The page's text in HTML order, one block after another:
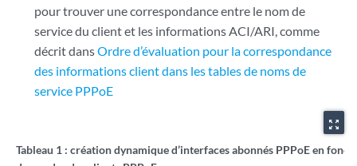
pour trouver une correspondance entre le nom de
service du client et les informations ACI/ARI, comme
décrit dansOrdre d’évaluation pour la correspondance
des informations client dans les tables de noms de
service PPPoE
zoom_out_map
Tableau 1 : création dynamique d’interfaces abonnés PPPoE en